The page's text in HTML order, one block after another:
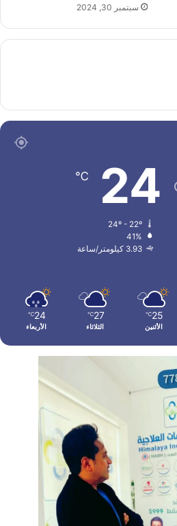
سبتمبر 30, 2024
24
℃
41%
3.93 كيلومتر/ساعة
25
℃
الأثنين
27
℃
الثلاثاء
24
℃
الأربعاء